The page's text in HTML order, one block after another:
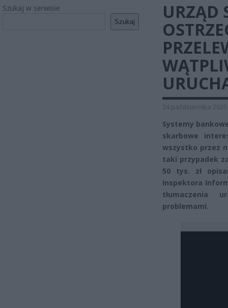
Szukaj w serwisie
Szukaj
URZĄD
24 października 2025
Systemy
skarbowe
wszystko przez
taki przypadek
50 tys. zł
Inspektora
tłumaczenia
problemami.